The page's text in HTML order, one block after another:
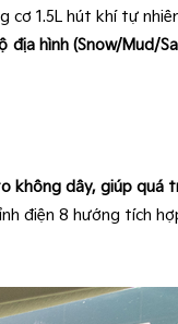
cơ 1.5L hút khí tự
địa hình (Snow/Mud/
không dây, giúp quá
điện 8 hướng tích